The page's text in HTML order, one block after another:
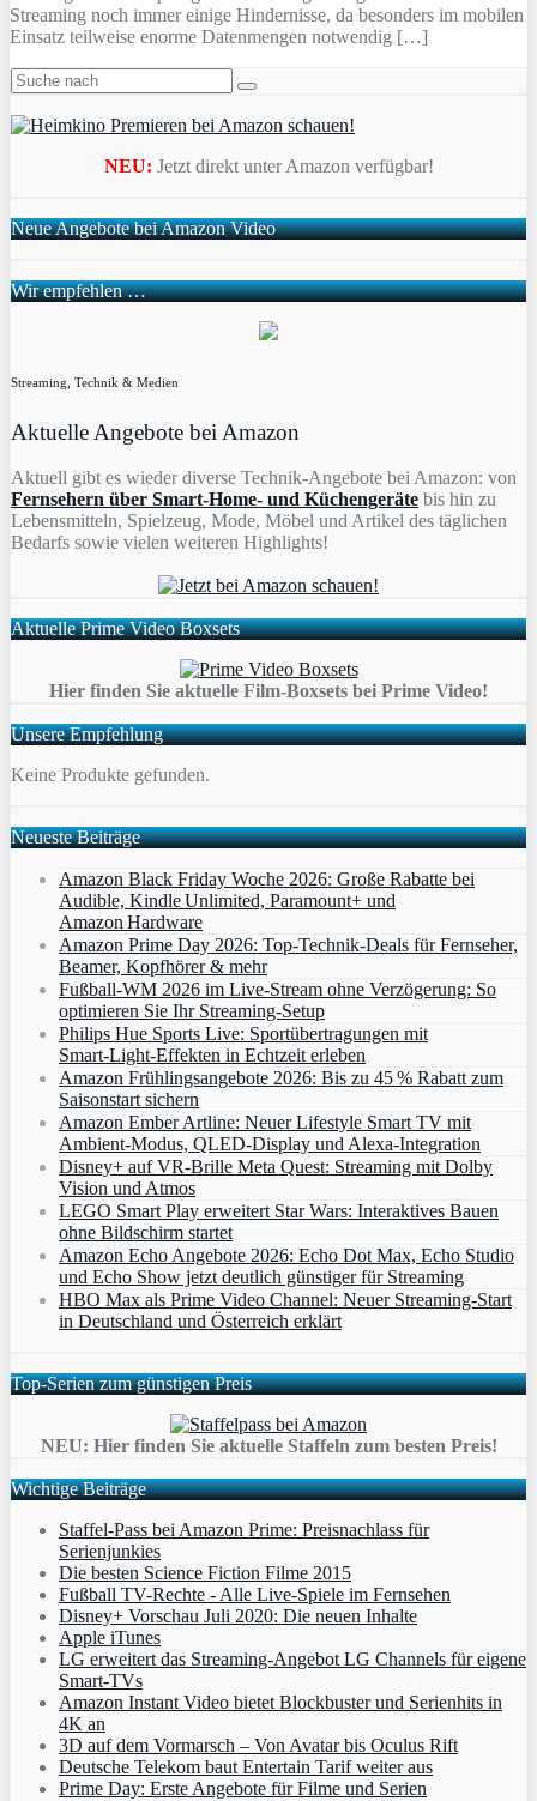
Streaming noch immer einige Hindernisse, da besonders im mobilen
Einsatz teilweise enorme Datenmengen notwendig […]
NEU: Jetzt direkt unter Amazon verfügbar!
Neue Angebote bei Amazon Video
Wir empfehlen …
Streaming, Technik & Medien
Aktuelle Angebote bei Amazon
Aktuell gibt es wieder diverse Technik-Angebote bei Amazon: von
Fernsehern über Smart-Home- und Küchengeräte bis hin zu
Lebensmitteln, Spielzeug, Mode, Möbel und Artikel des täglichen
Bedarfs sowie vielen weiteren Highlights!
Aktuelle Prime Video Boxsets
Hier finden Sie aktuelle Film-Boxsets bei Prime Video!
Unsere Empfehlung
Keine Produkte gefunden.
Neueste Beiträge
Amazon Black Friday Woche 2026: Große Rabatte bei
Audible, Kindle Unlimited, Paramount+ und
Amazon Hardware
Amazon Prime Day 2026: Top-Technik-Deals für Fernseher,
Beamer, Kopfhörer & mehr
Fußball-WM 2026 im Live-Stream ohne Verzögerung: So
optimieren Sie Ihr Streaming-Setup
Philips Hue Sports Live: Sportübertragungen mit
Smart‑Light‑Effekten in Echtzeit erleben
Amazon Frühlingsangebote 2026: Bis zu 45 % Rabatt zum
Saisonstart sichern
Amazon Ember Artline: Neuer Lifestyle Smart TV mit
Ambient‑Modus, QLED‑Display und Alexa‑Integration
Disney+ auf VR-Brille Meta Quest: Streaming mit Dolby
Vision und Atmos
LEGO Smart Play erweitert Star Wars: Interaktives Bauen
ohne Bildschirm startet
Amazon Echo Angebote 2026: Echo Dot Max, Echo Studio
und Echo Show jetzt deutlich günstiger für Streaming
HBO Max als Prime Video Channel: Neuer Streaming‑Start
in Deutschland und Österreich erklärt
Top-Serien zum günstigen Preis
NEU: Hier finden Sie aktuelle Staffeln zum besten Preis!
Wichtige Beiträge
Staffel-Pass bei Amazon Prime: Preisnachlass für
Serienjunkies
Die besten Science Fiction Filme 2015
Fußball TV-Rechte - Alle Live-Spiele im Fernsehen
Disney+ Vorschau Juli 2020: Die neuen Inhalte
Apple iTunes
LG erweitert das Streaming-Angebot LG Channels für eigene
Smart-TVs
Amazon Instant Video bietet Blockbuster und Serienhits in
4K an
3D auf dem Vormarsch – Von Avatar bis Oculus Rift
Deutsche Telekom baut Entertain Tarif weiter aus
Prime Day: Erste Angebote für Filme und Serien